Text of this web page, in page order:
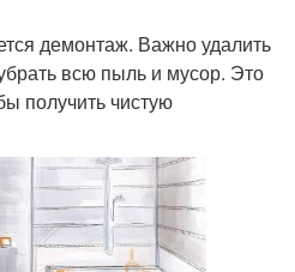
демонтаж. Важно удалить
всю пыль и мусор. Это
получить чистую